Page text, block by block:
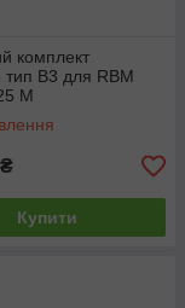
комплект
тип B3 для RBM
M
₴
Купити